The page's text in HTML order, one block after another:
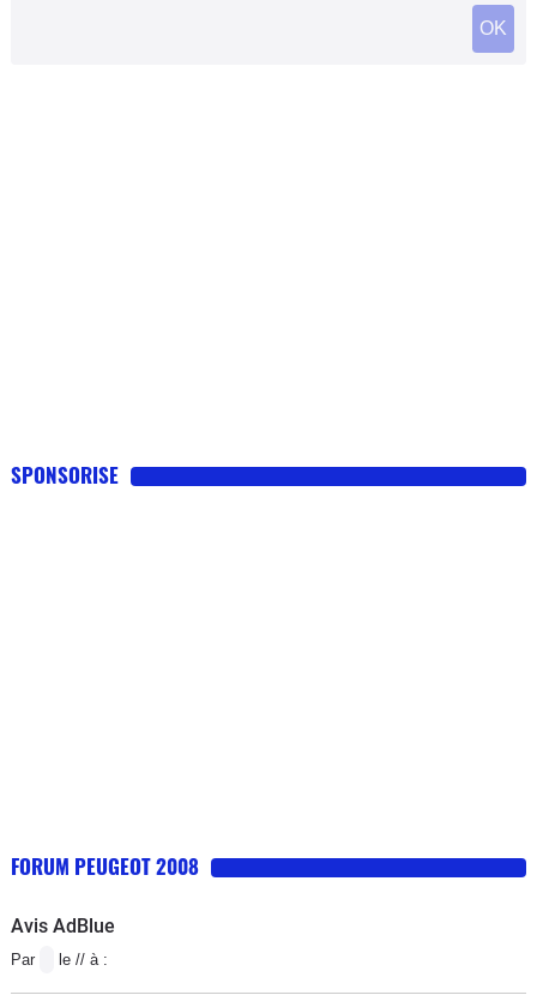
SPONSORISE
FORUM PEUGEOT 2008
Avis AdBlue
Par le // à :